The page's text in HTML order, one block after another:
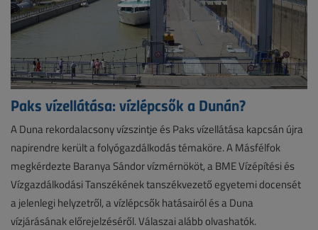
Paks vízellátása: vízlépcsők a Dunán?
A Duna rekordalacsony vízszintje és Paks vízellátása kapcsán újra
napirendre került a folyógazdálkodás témaköre. A Másfélfok
megkérdezte Baranya Sándor vízmérnököt, a BME Vízépítési és
Vízgazdálkodási Tanszékének tanszékvezető egyetemi docensét
a jelenlegi helyzetről, a vízlépcsők hatásairól és a Duna
vízjárásának előrejelzéséről. Válaszai alább olvashatók.